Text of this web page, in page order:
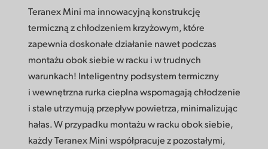
Teranex Mini ma innowacyjną konstrukcję
termiczną z chłodzeniem krzyżowym, które
zapewnia doskonałe działanie nawet podczas
montażu obok siebie w racku i w trudnych
warunkach! Inteligentny podsystem termiczny
i wewnętrzna rurka cieplna wspomagają chłodzenie
i stale utrzymują przepływ powietrza, minimalizując
hałas. W przypadku montażu w racku obok siebie,
każdy Teranex Mini współpracuje z pozostałymi,